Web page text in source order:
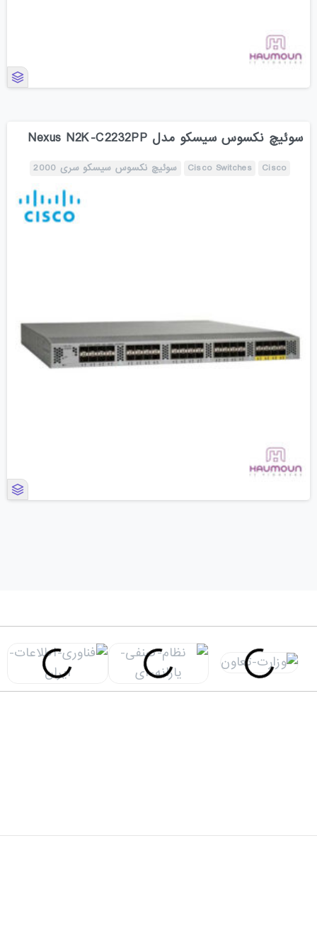
سوئیچ نکسوس سیسکو مدل Nexus N2K-C2232PP
Cisco
Cisco Switches سوئیچ نکسوس سیسکو سری 2000